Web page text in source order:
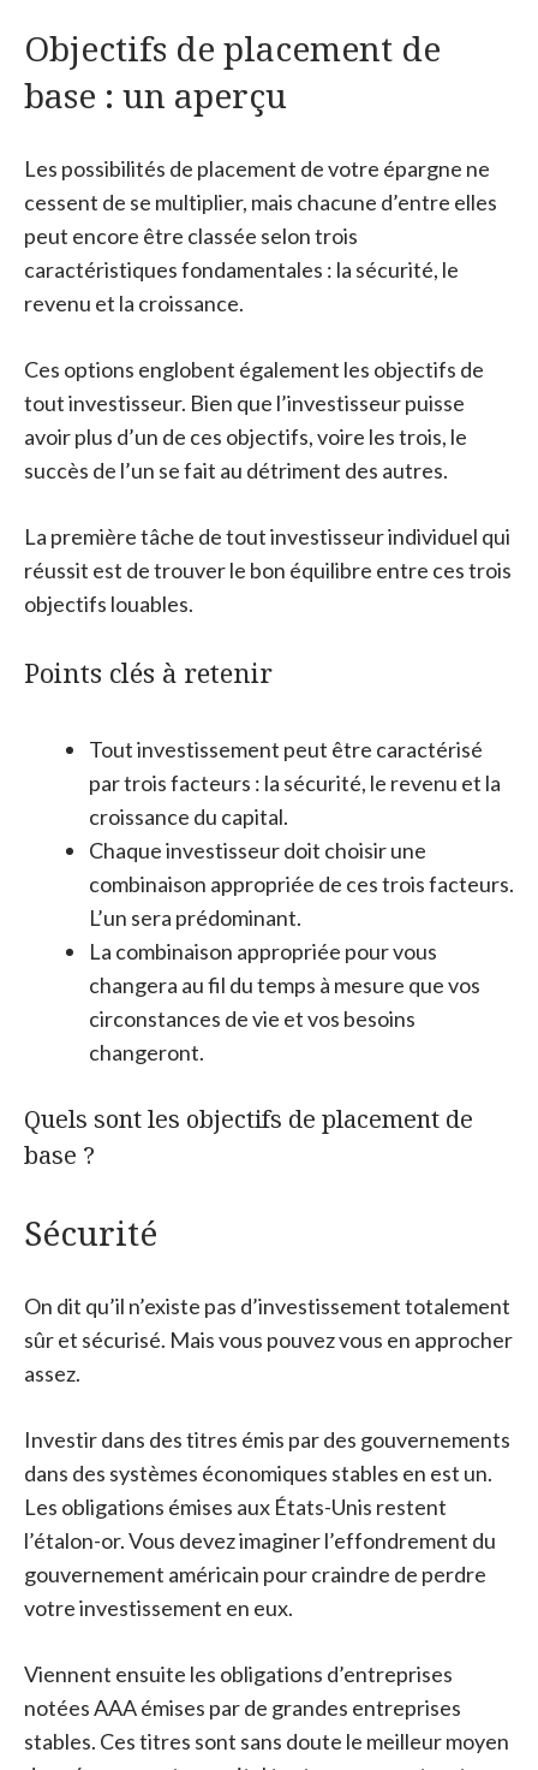
Objectifs de placement de
base : un aperçu
Les possibilités de placement de votre épargne ne
cessent de se multiplier, mais chacune d’entre elles
peut encore être classée selon trois
caractéristiques fondamentales : la sécurité, le
revenu et la croissance.
Ces options englobent également les objectifs de
tout investisseur. Bien que l’investisseur puisse
avoir plus d’un de ces objectifs, voire les trois, le
succès de l’un se fait au détriment des autres.
La première tâche de tout investisseur individuel qui
réussit est de trouver le bon équilibre entre ces trois
objectifs louables.
Points clés à retenir
Tout investissement peut être caractérisé
par trois facteurs : la sécurité, le revenu et la
croissance du capital.
Chaque investisseur doit choisir une
combinaison appropriée de ces trois facteurs.
L’un sera prédominant.
La combinaison appropriée pour vous
changera au fil du temps à mesure que vos
circonstances de vie et vos besoins
changeront.
Quels sont les objectifs de placement de
base ?
Sécurité
On dit qu’il n’existe pas d’investissement totalement
sûr et sécurisé. Mais vous pouvez vous en approcher
assez.
Investir dans des titres émis par des gouvernements
dans des systèmes économiques stables en est un.
Les obligations émises aux États-Unis restent
l’étalon-or. Vous devez imaginer l’effondrement du
gouvernement américain pour craindre de perdre
votre investissement en eux.
Viennent ensuite les obligations d’entreprises
notées AAA émises par de grandes entreprises
stables. Ces titres sont sans doute le meilleur moyen